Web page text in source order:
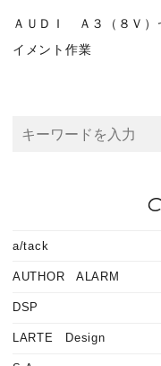
ＡＵＤＩ Ａ３（８Ｖ
イメント作業
a/tack
AUTHOR ALARM
DSP
LARTE Design